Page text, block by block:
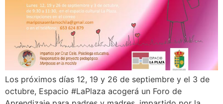
Los próximos días 12, 19 y 26 de septiembre y el 3 de
octubre, Espacio #LaPlaza acogerá un Foro de